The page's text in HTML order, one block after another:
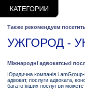
КАТЕГОРИИ
Также рекомендуем
УЖГОРОД -
Міжнародні адвокатські
Юридична компанія
адвокат, послуги адвоката,
багато інших послуг ви